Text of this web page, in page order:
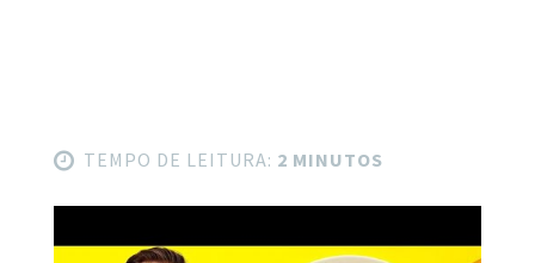
TEMPO DE LEITURA: 2 MINUTOS